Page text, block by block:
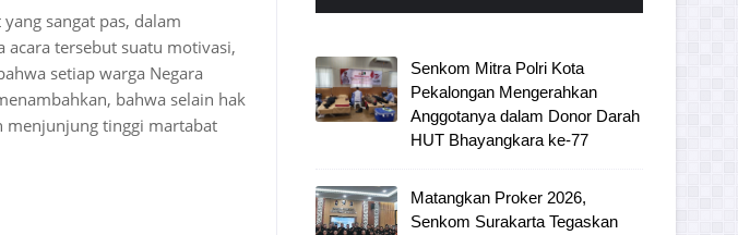
sangat pas, dalam
acara tersebut suatu motivasi,
setiap warga Negara
bahwa selain hak
menjunjung tinggi martabat
Senkom Mitra Polri Kota
Pekalongan Mengerahkan
Anggotanya dalam Donor Darah
HUT Bhayangkara ke-77
Matangkan Proker 2026,
Senkom Surakarta Tegaskan